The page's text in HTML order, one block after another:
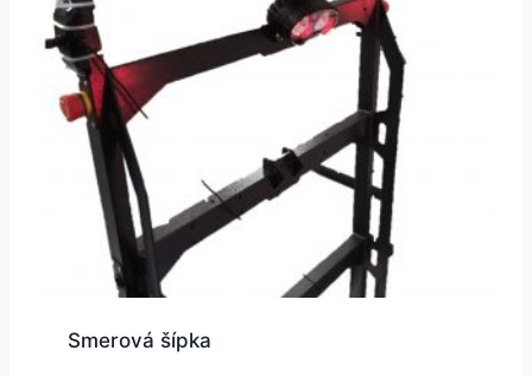
Smerová šípka